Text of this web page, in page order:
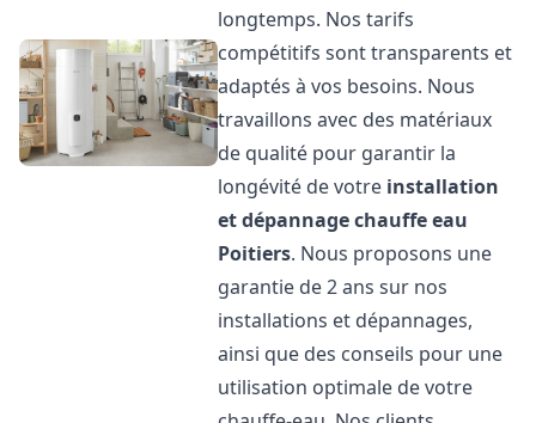
longtemps. Nos tarifs
compétitifs sont transparents et
adaptés à vos besoins. Nous
travaillons avec des matériaux
de qualité pour garantir la
longévité de votre installation
et dépannage chauffe eau
Poitiers. Nous proposons une
garantie de 2 ans sur nos
installations et dépannages,
ainsi que des conseils pour une
utilisation optimale de votre